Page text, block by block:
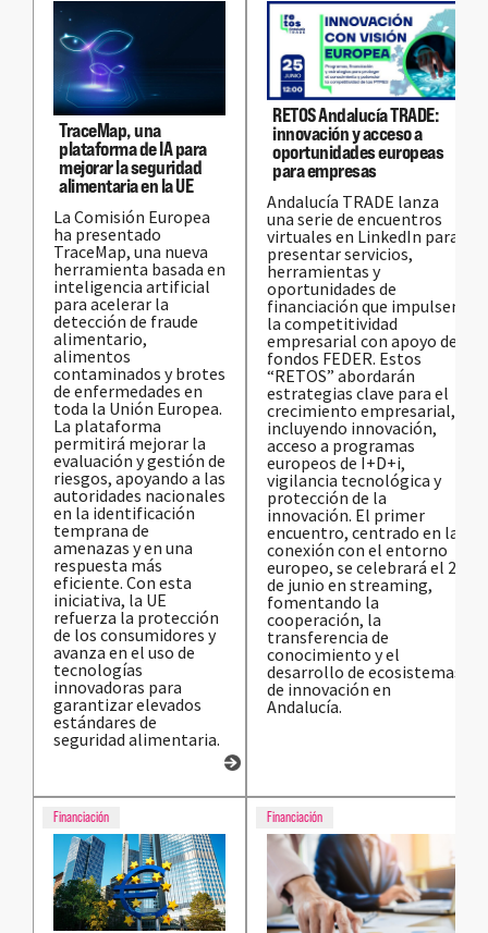
TraceMap, una
plataforma de IA para
mejorar la seguridad
alimentaria en la UE
La Comisión Europea
ha presentado
TraceMap, una nueva
herramienta basada en
inteligencia artificial
para acelerar la
detección de fraude
alimentario,
alimentos
contaminados y brotes
de enfermedades en
toda la Unión Europea.
La plataforma
permitirá mejorar la
evaluación y gestión de
riesgos, apoyando a las
autoridades nacionales
en la identificación
temprana de
amenazas y en una
respuesta más
eficiente. Con esta
iniciativa, la UE
refuerza la protección
de los consumidores y
avanza en el uso de
tecnologías
innovadoras para
garantizar elevados
estándares de
seguridad alimentaria.
RETOS Andalucía TRADE:
innovación y acceso a
oportunidades europeas
para empresas
Andalucía TRADE lanza
una serie de encuentros
virtuales en LinkedIn para
presentar servicios,
herramientas y
oportunidades de
financiación que impulsen
la competitividad
empresarial con apoyo de
fondos FEDER. Estos
“RETOS” abordarán
estrategias clave para el
crecimiento empresarial,
incluyendo innovación,
acceso a programas
europeos de I+D+i,
vigilancia tecnológica y
protección de la
innovación. El primer
encuentro, centrado en la
conexión con el entorno
europeo, se celebrará el 25
de junio en streaming,
fomentando la
cooperación, la
transferencia de
conocimiento y el
desarrollo de ecosistemas
de innovación en
Andalucía.
Financiación Financiación